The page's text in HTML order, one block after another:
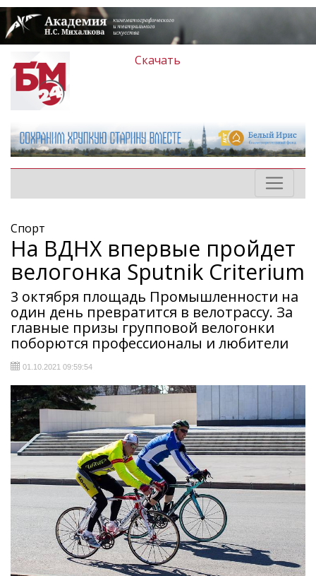
Скачать
Спорт
На ВДНХ впервые пройдет
велогонка Sputnik Criterium
3 октября площадь Промышленности на
один день превратится в велотрассу. За
главные призы групповой велогонки
поборются профессионалы и любители
01.10.2021 09:59:54